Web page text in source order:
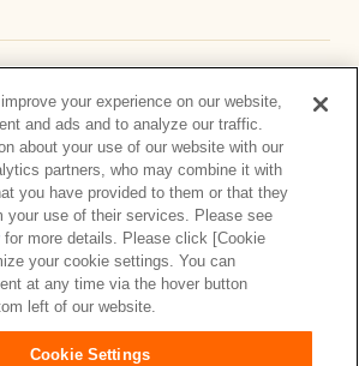
ス
サイトマップ ウェブサイト利用規約
your experience on our website,
and ads and to analyze our traffic.
about your use of our website with our
partners, who may combine it with
you have provided to them or that they
your use of their services. Please see
for more details. Please click [Cookie
your cookie settings. You can
at any time via the hover button
left of our website.
Cookie Settings